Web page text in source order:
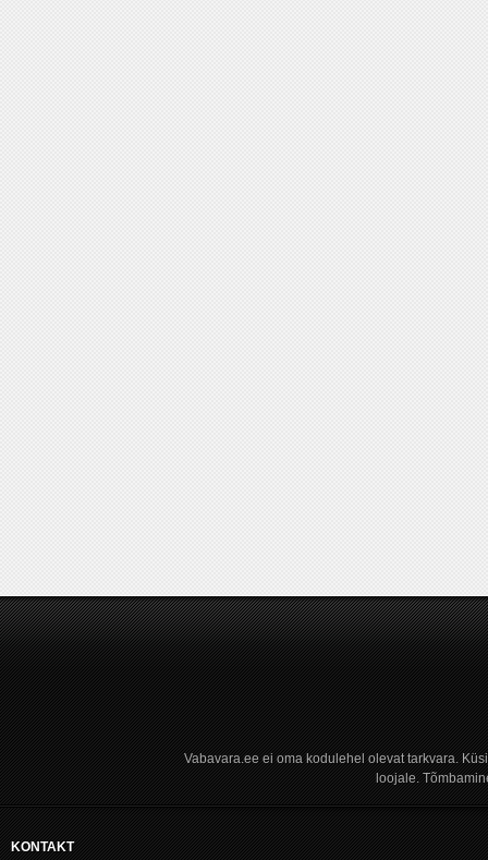
Vabavara.ee ei oma kodulehel olevat tarkvara.
loojale.
KONTAKT